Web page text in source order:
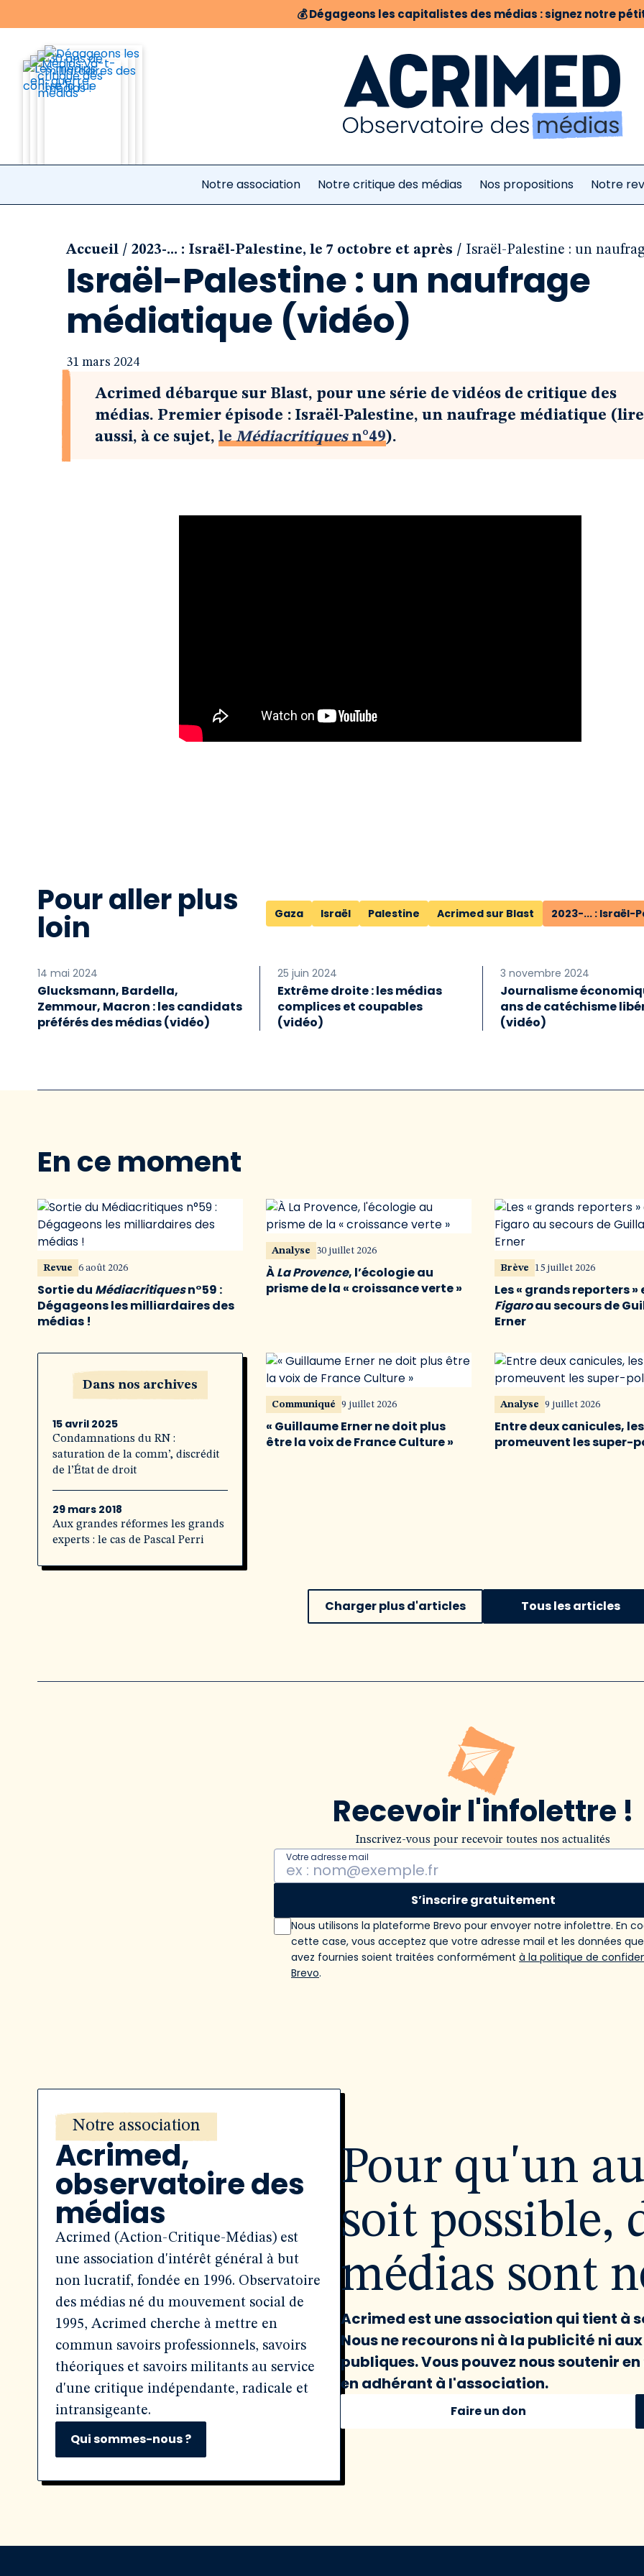
💰Dégageons les capitalistes des médias : signez notre
Notre association Notre critique des médias Nos propositions Notre
Accueil / 2023-... : Israël-Palestine, le 7 octobre et après / Israël-Palestine : un
Israël-Palestine : un naufrage
médiatique (vidéo)
31 mars 2024
Acrimed débarque sur Blast, pour une série de vidéos de critique des
médias. Premier épisode : Israël-Palestine, un naufrage médiatique (lire
aussi, à ce sujet, leMédiacritiquesn°49).
Pour aller plus
loin Gaza Israël Palestine Acrimed sur Blast 2023-... : Israël-
14 mai 2024
Glucksmann, Bardella,
Zemmour, Macron : les candidats
préférés des médias (vidéo)
25 juin 2024
Extrême droite : les médias
complices et coupables
(vidéo)
3 novembre 2024
Journalisme
ans de catéchisme
(vidéo)
En ce moment
Revue 6 août 2026
Sortie du Médiacritiquesn°59 :
Dégageons les milliardaires des
médias !
Analyse 30 juillet 2026
ÀLa Provence, l’écologie au
prisme de la « croissance verte »
Brève 15 juillet 2026
Les « grands reporters »
Figaroau secours de
Erner
Dans nos archives
15 avril 2025
Condamnations du RN :
saturation de la comm’, discrédit
de l’État de droit
29 mars 2018
Aux grandes réformes les grands
experts : le cas de Pascal Perri
Communiqué 9 juillet 2026
« Guillaume Erner ne doit plus
être la voix de France Culture »
Analyse 9 juillet 2026
Entre deux canicules,
promeuvent les super-
Charger plus d'articles Tous les articles
Recevoir l'infolettre !
Inscrivez-vous pour recevoir toutes nos actualités
Votre adresse mail
S’inscrire gratuitement
Nous utilisons la plateforme Brevo pour envoyer notre infolettre. En
cette case, vous acceptez que votre adresse mail et les données
avez fournies soient traitées conformément à la politique de
Brevo.
Notre association
Acrimed,
observatoire des
médias
Acrimed (Action-Critique-Médias) est
une association d'intérêt général à but
non lucratif, fondée en 1996. Observatoire
des médias né du mouvement social de
1995, Acrimed cherche à mettre en
commun savoirs professionnels, savoirs
théoriques et savoirs militants au service
d'une critique indépendante, radicale et
intransigeante.
Qui sommes-nous ?
Pour qu'un
soit possible,
médias sont
Acrimed est une association qui tient à
Nous ne recourons ni à la publicité ni
publiques. Vous pouvez nous soutenir
en adhérant à l'association.
Faire un don